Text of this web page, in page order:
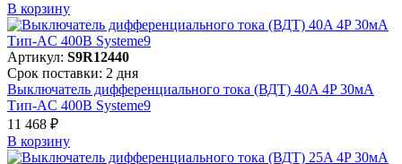
В корзинy
Артикул: S9R12440
Срок поставки: 2 дня
Выключатель дифференциального тока (ВДТ) 40A 4P 30мА
Тип-AC 400В Systeme9
11 468 ₽
В корзинy